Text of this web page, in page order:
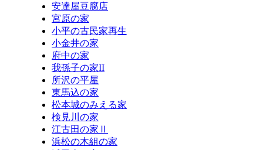
安達屋豆腐店
宮原の家
小平の古民家再生
小金井の家
府中の家
我孫子の家II
所沢の平屋
東馬込の家
松本城のみえる家
検見川の家
江古田の家Ⅱ
浜松の木組の家